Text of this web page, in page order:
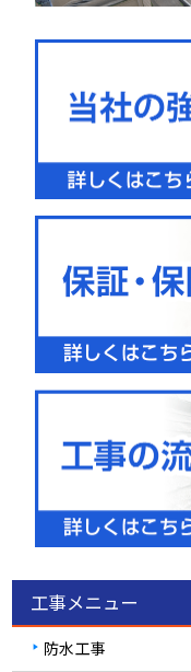
工事メニュー
防水工事